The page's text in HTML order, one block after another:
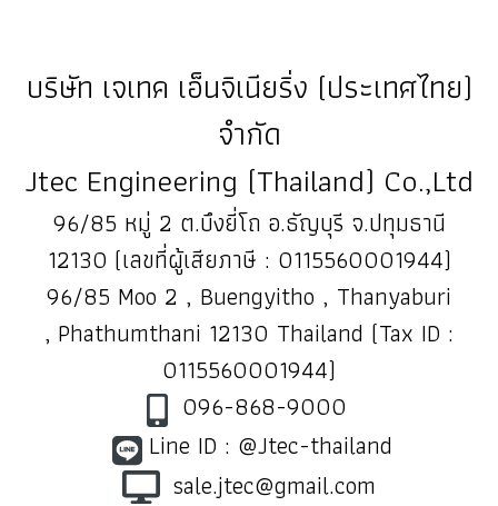
บริษัท เจเทค เอ็นจิเนียริ่ง (ประเทศไทย)
จำกัด
Jtec Engineering (Thailand) Co.,Ltd
96/85 หมู่ 2 ต.บึงยี่โถ อ.ธัญบุรี จ.ปทุมธานี
12130 (เลขที่ผู้เสียภาษี : 0115560001944)
96/85 Moo 2 , Buengyitho , Thanyaburi
, Phathumthani 12130 Thailand (Tax ID :
0115560001944)
096-868-9000
Line ID : @Jtec-thailand
sale.jtec@gmail.com